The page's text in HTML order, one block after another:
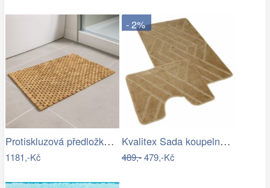
Protiskluzová předložka do koupelny,…
1181,-Kč
- 2%
Kvalitex Sada koupelnových předložek…
489,-479,-Kč